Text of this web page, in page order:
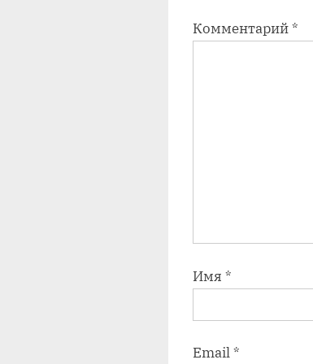
Комментарий*
Имя *
Email*